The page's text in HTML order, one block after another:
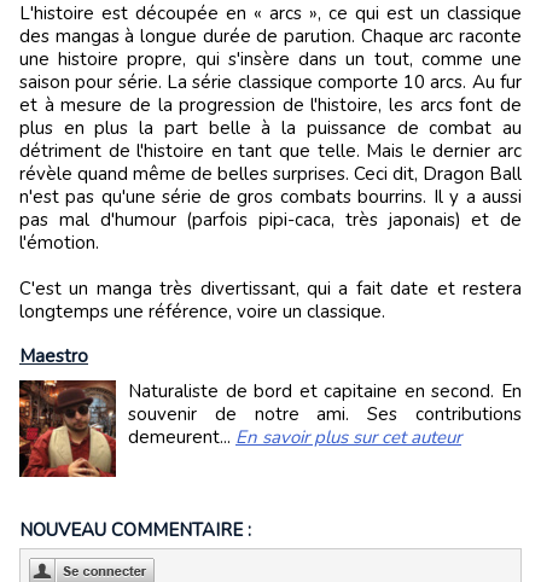
L'histoire est découpée en « arcs », ce qui est un classique
des mangas à longue durée de parution. Chaque arc raconte
une histoire propre, qui s'insère dans un tout, comme une
saison pour série. La série classique comporte 10 arcs. Au fur
et à mesure de la progression de l'histoire, les arcs font de
plus en plus la part belle à la puissance de combat au
détriment de l'histoire en tant que telle. Mais le dernier arc
révèle quand même de belles surprises. Ceci dit, Dragon Ball
n'est pas qu'une série de gros combats bourrins. Il y a aussi
pas mal d'humour (parfois pipi-caca, très japonais) et de
l'émotion.
C'est un manga très divertissant, qui a fait date et restera
longtemps une référence, voire un classique.
Maestro
Naturaliste de bord et capitaine en second. En
souvenir de notre ami. Ses contributions
demeurent... En savoir plus sur cet auteur
NOUVEAU COMMENTAIRE :